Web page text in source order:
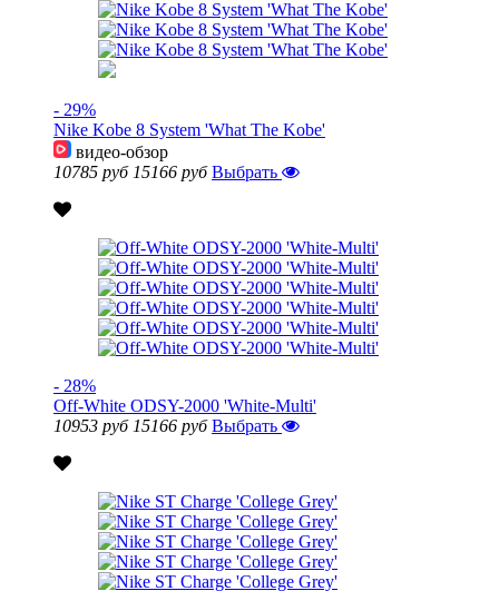
- 29%
Nike Kobe 8 System 'What The Kobe'
видео-обзор
10785 руб 15166 руб Выбрать
- 28%
Off-White ODSY-2000 'White-Multi'
10953 руб 15166 руб Выбрать